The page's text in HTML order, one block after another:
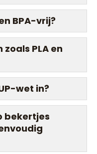
BPA-vrij?
PLA en
wet in?
bekertjes